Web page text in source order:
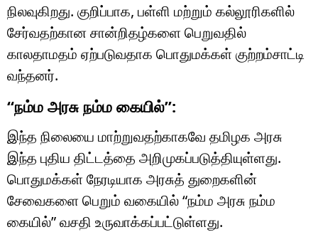
நிலவுகிறது. குறிப்பாக, பள்ளி மற்றும் கல்லூரிகளில்
சேர்வதற்கான சான்றிதழ்களை பெறுவதில்
காலதாமதம் ஏற்படுவதாக பொதுமக்கள் குற்றம்சாட்டி
வந்தனர்.
“நம்ம அரசு நம்ம கையில்”:
இந்த நிலையை மாற்றுவதற்காகவே தமிழக அரசு
இந்த புதிய திட்டத்தை அறிமுகப்படுத்தியுள்ளது.
பொதுமக்கள் நேரடியாக அரசுத் துறைகளின்
சேவைகளை பெறும் வகையில் “நம்ம அரசு நம்ம
கையில்” வசதி உருவாக்கப்பட்டுள்ளது.